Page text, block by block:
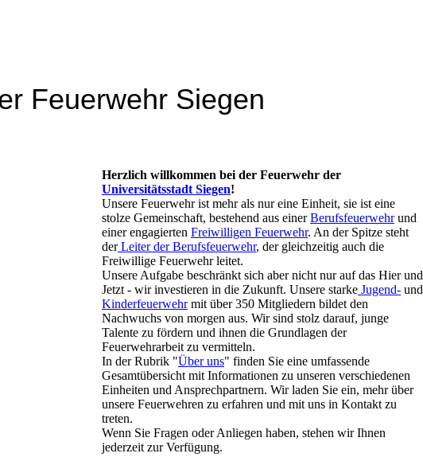
Feuerwehr Siegen
Herzlich willkommen bei der Feuerwehr der
Universitätsstadt Siegen!
Unsere Feuerwehr ist mehr als nur eine Einheit, sie ist eine
stolze Gemeinschaft, bestehend aus einerBerufsfeuerwehrund
einer engagierten Freiwilligen Feuerwehr. An der Spitze steht
derLeiter der Berufsfeuerwehr, der gleichzeitig auch die
Freiwillige Feuerwehr leitet.
Unsere Aufgabe beschränkt sich aber nicht nur auf das Hier und
Jetzt - wir investieren in die Zukunft. Unsere starke Jugend- und
Kinderfeuerwehrmit über 350 Mitgliedern bildet den
Nachwuchs von morgen aus. Wir sind stolz darauf, junge
Talente zu fördern und ihnen die Grundlagen der
Feuerwehrarbeit zu vermitteln.
In der Rubrik "Über uns" finden Sie eine umfassende
Gesamtübersicht mit Informationen zu unseren verschiedenen
Einheiten und Ansprechpartnern. Wir laden Sie ein, mehr über
unsere Feuerwehren zu erfahren und mit uns in Kontakt zu
treten.
Wenn Sie Fragen oder Anliegen haben, stehen wir Ihnen
jederzeit zur Verfügung.